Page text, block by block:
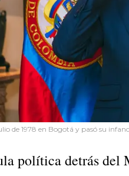
de 1978 en Bogotá y pasó su
política detrás del